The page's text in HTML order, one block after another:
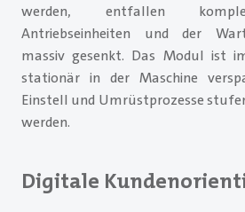
werden, entfallen
Antriebseinheiten und der
massiv gesenkt. Das Modul ist
statio­när in der Maschine
Einstell­ und Umrüstprozesse
werden.
Digitale